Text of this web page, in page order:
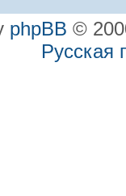
phpBB ©
Русская